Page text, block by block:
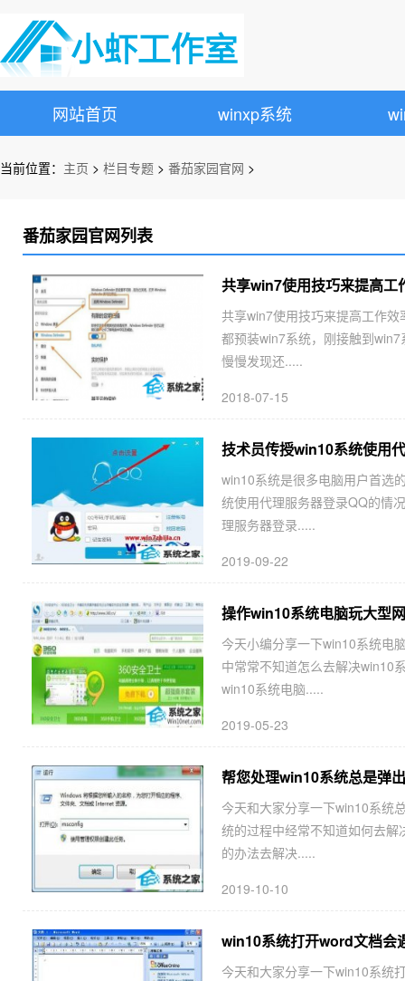
网站首页 winxp系统
当前位置： 主页 > 栏目专题 > 番茄家园官网 >
番茄家园官网列表
共享win7使用技巧来提高工
共享win7使用技巧来提高工作
都预装win7系统，刚接触到
慢慢发现还.....
2018-07-15
技术员传授win10系统使用
win10系统是很多电脑用户首选
统使用代理服务器登录QQ的情
理服务器登录.....
2019-09-22
操作win10系统电脑玩大型
今天小编分享一下win10系统电
中常常不知道怎么去解决win10
win10系统电脑.....
2019-05-23
帮您处理win10系统总是弹
今天和大家分享一下win10系统
统的过程中经常不知道如何去
的办法去解决.....
2019-10-10
win10系统打开word文档会
今天和大家分享一下win10系统